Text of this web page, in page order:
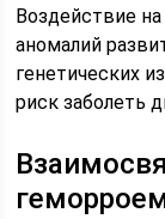
Воздействие
аномалий
генетических
риск заболеть